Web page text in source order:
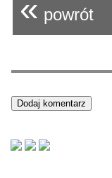
« powrót